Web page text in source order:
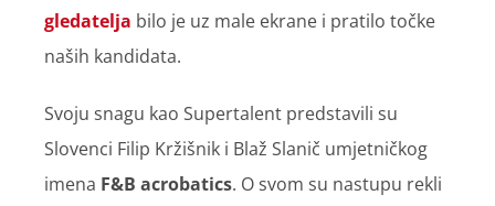
gledatelja bilo je uz male ekrane i pratilo točke
naših kandidata.
Svoju snagu kao Supertalent predstavili su
Slovenci Filip Kržišnik i Blaž Slanič umjetničkog
imena F&B acrobatics. O svom su nastupu rekli